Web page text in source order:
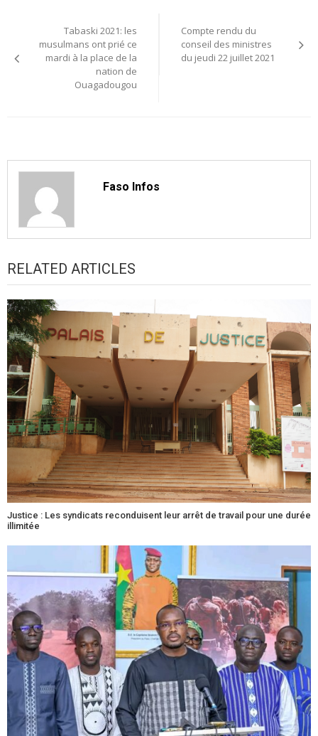
l’article
Tabaski 2021: les
musulmans ont prié ce
mardi à la place de la
nation de
Ouagadougou
Compte rendu du
conseil des ministres
du jeudi 22 juillet 2021
Faso Infos
RELATED ARTICLES
Justice : Les syndicats reconduisent leur arrêt de travail pour une durée
illimitée